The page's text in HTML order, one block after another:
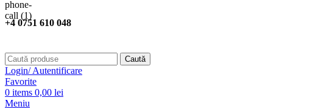
+4 0751 610 048
Caută
Login/ Autentificare
Favorite
0 items 0,00 lei
Meniu